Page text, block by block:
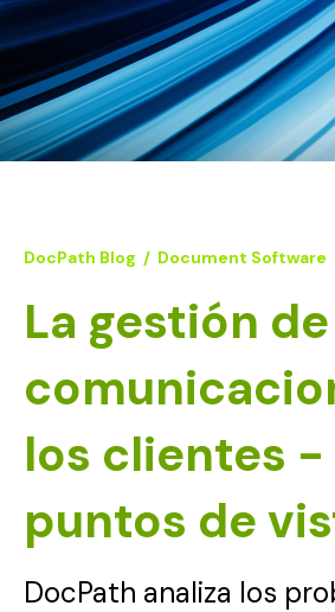
DocPath Blog / Document Software
La gestión
los clientes -
puntos de
DocPath analiza los